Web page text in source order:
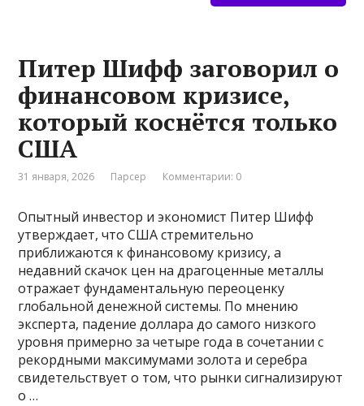
Питер Шифф заговорил о
финансовом кризисе,
который коснётся только
США
31 января, 2026 Парсер Комментарии: 0
Опытный инвестор и экономист Питер Шифф
утверждает, что США стремительно
приближаются к финансовому кризису, а
недавний скачок цен на драгоценные металлы
отражает фундаментальную переоценку
глобальной денежной системы. По мнению
эксперта, падение доллара до самого низкого
уровня примерно за четыре года в сочетании с
рекордными максимумами золота и серебра
свидетельствует о том, что рынки сигнализируют
о …